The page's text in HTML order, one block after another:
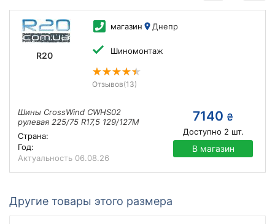
R20
магазин Днепр
Шиномонтаж
Отзывов(13)
Шины CrossWind CWHS02
рулевая 225/75 R17,5 129/127M
Страна:
Год:
Актуальность 06.08.26
7140 ₴
Доступно 2 шт.
В магазин
Другие товары этого размера